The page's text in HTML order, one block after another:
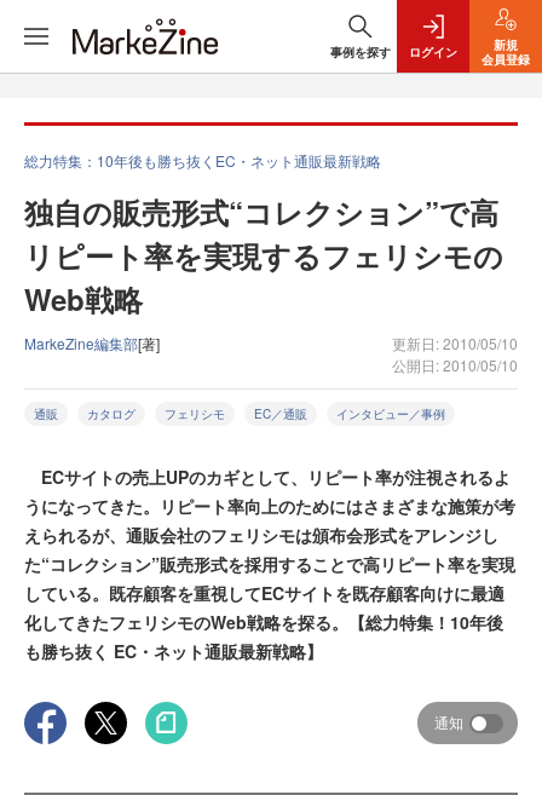
事例を探す ログイン
新規
会員登録
総力特集：10年後も勝ち抜くEC・ネット通販最新戦略
独自の販売形式“コレクション”で高
リピート率を実現するフェリシモの
Web戦略
MarkeZine編集部[著]
更新日: 2010/05/10
公開日: 2010/05/10
通販 カタログ フェリシモ EC／通販 インタビュー／事例
ECサイトの売上UPのカギとして、リピート率が注視されるよ
うになってきた。リピート率向上のためにはさまざまな施策が考
えられるが、通販会社のフェリシモは頒布会形式をアレンジし
た“コレクション”販売形式を採用することで高リピート率を実現
している。既存顧客を重視してECサイトを既存顧客向けに最適
化してきたフェリシモのWeb戦略を探る。【総力特集！10年後
も勝ち抜く EC・ネット通販最新戦略】
通知